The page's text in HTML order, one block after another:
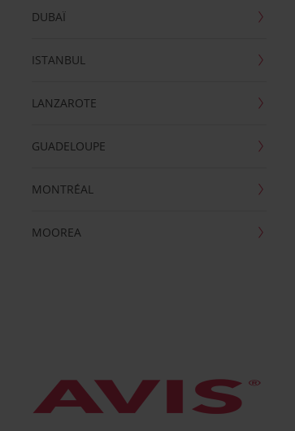
DUBAÏ
ISTANBUL
LANZAROTE
GUADELOUPE
MONTRÉAL
MOOREA